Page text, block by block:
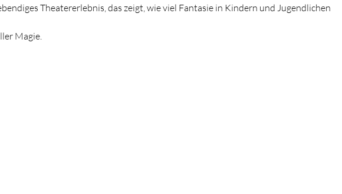
Theatererlebnis, das zeigt, wie viel Fantasie in Kindern und Jugendlichen
Magie.